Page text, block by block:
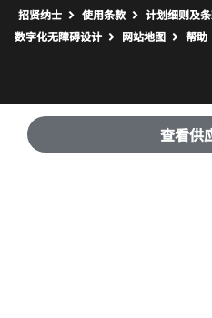
查看供
招贤纳士 使用条款 计划细则及
数字化无障碍设计
网站地图 打
帮助